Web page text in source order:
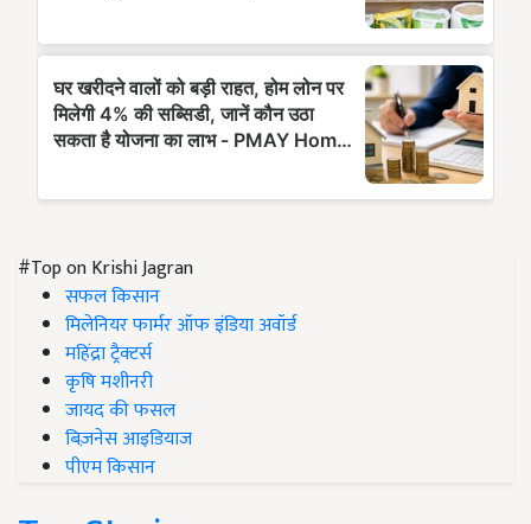
#Top on Krishi Jagran
सफल किसान
मिलेनियर फार्मर ऑफ इंडिया अवॉर्ड
महिंद्रा ट्रैक्टर्स
कृषि मशीनरी
जायद की फसल
बिज़नेस आइडियाज
पीएम किसान